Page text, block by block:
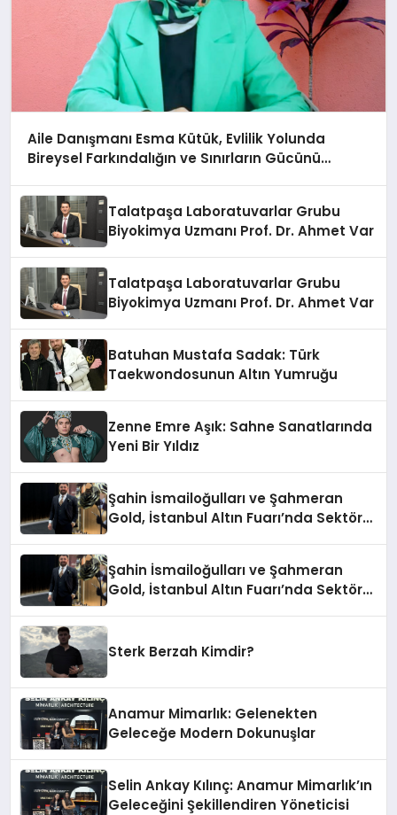
Aile Danışmanı Esma Kütük, Evlilik Yolunda
Bireysel Farkındalığın ve Sınırların Gücünü
Talatpaşa Laboratuvarlar Grubu
Biyokimya Uzmanı Prof. Dr. Ahmet Var
Talatpaşa Laboratuvarlar Grubu
Biyokimya Uzmanı Prof. Dr. Ahmet Var
Batuhan Mustafa Sadak: Türk
Taekwondosunun Altın Yumruğu
Zenne Emre Aşık: Sahne Sanatlarında
Yeni Bir Yıldız
Şahin İsmailoğulları ve Şahmeran
Gold, İstanbul Altın Fuarı’nda Sektöre
Şahin İsmailoğulları ve Şahmeran
Gold, İstanbul Altın Fuarı’nda Sektöre
Sterk Berzah Kimdir?
Anamur Mimarlık: Gelenekten
Geleceğe Modern Dokunuşlar
Selin Ankay Kılınç: Anamur Mimarlık’ın
Geleceğini Şekillendiren Yöneticisi